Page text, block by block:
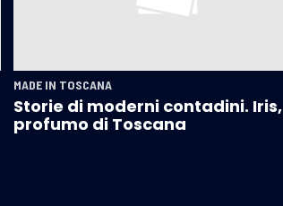
MADE IN TOSCANA
Storie di moderni contadini. Iris,
profumo di Toscana